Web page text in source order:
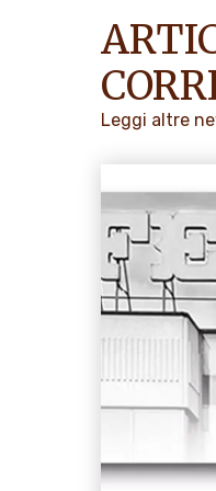
Leggi altre